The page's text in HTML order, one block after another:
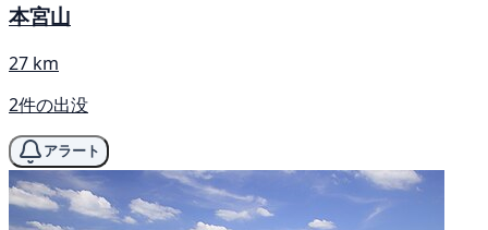
本宮山
27 km
2件の出没
アラート